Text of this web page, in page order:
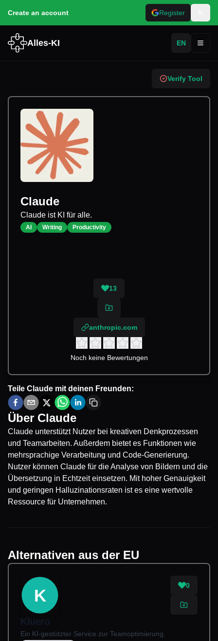
Create an account Register
Alles-KI EN
Verify Tool
Claude
Claude ist KI für alle.
AI Writing Productivity
13
anthropic.com
Noch keine Bewertungen
Teile Claude mit deinen Freunden:
Über Claude
Claude unterstützt Nutzer bei kreativen Denkprozessen
und Teamarbeiten. Außerdem bietet es Funktionen wie
mehrsprachige Verarbeitung und Code-Generierung.
Nutzer können Claude für die Analyse von Bildern und die
Übersetzung in Echtzeit einsetzen. Mit hoher Genauigkeit
und geringen Halluzinationsraten ist es eine wertvolle
Ressource für Unternehmen.
Alternativen aus der EU
K
0
Kluero
Ein KI-gestützter Service zur Teamoptimierung.